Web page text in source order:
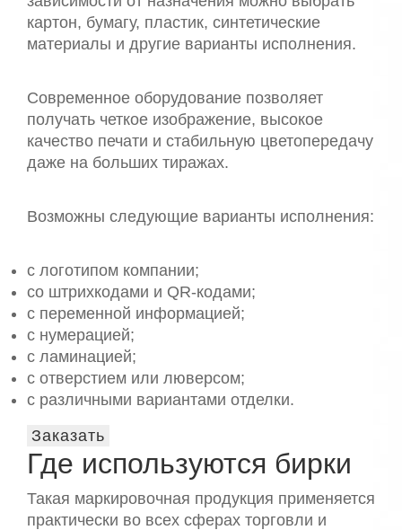
картон, бумагу, пластик, синтетические
материалы и другие варианты исполнения.
Современное оборудование позволяет
получать четкое изображение, высокое
качество печати и стабильную цветопередачу
даже на больших тиражах.
Возможны следующие варианты исполнения:
с логотипом компании;
со штрихкодами и QR-кодами;
с переменной информацией;
с нумерацией;
с ламинацией;
с отверстием или люверсом;
с различными вариантами отделки.
Заказать
Где используются бирки
Такая маркировочная продукция применяется
практически во всех сферах торговли и